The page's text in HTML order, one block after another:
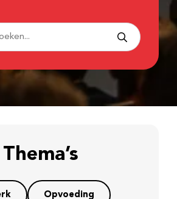
Thema’s
Opvoeding